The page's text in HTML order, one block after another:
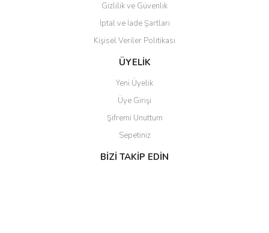
Gizlilik ve Güvenlik
İptal ve İade Şartları
Kişisel Veriler Politikası
ÜYELİK
Yeni Üyelik
Üye Girişi
Şifremi Unuttum
Sepetiniz
BİZİ TAKİP EDİN